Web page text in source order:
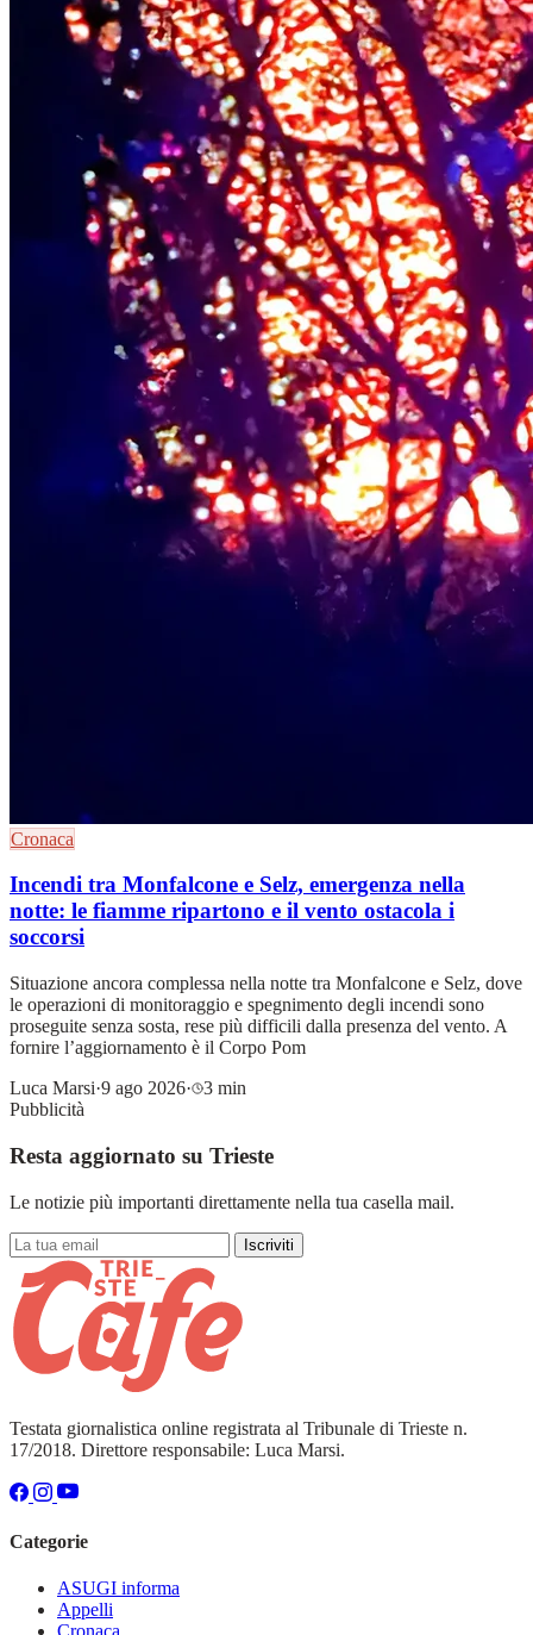
Cronaca
Incendi tra Monfalcone e Selz, emergenza nella
notte: le fiamme ripartono e il vento ostacola i
soccorsi
Situazione ancora complessa nella notte tra Monfalcone e Selz, dove
le operazioni di monitoraggio e spegnimento degli incendi sono
proseguite senza sosta, rese più difficili dalla presenza del vento. A
fornire l’aggiornamento è il Corpo Pom
Luca Marsi·9 ago 2026·
3 min
Pubblicità
Resta aggiornato su Trieste
Le notizie più importanti direttamente nella tua casella mail.
Iscriviti
Testata giornalistica online registrata al Tribunale di Trieste n.
17/2018. Direttore responsabile: Luca Marsi.
Categorie
ASUGI informa
Appelli